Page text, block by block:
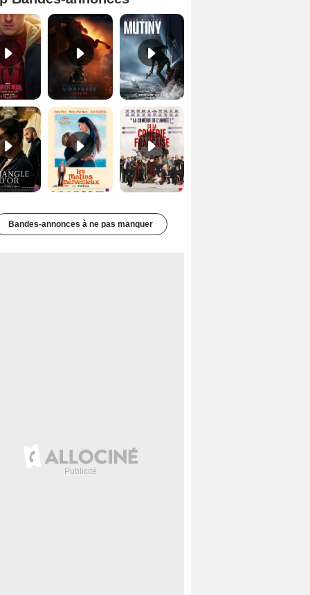
Spider-Man: Brand New Day Bande-annonce VO STFR L'Odyssée Bande-annonce VO STFR
Les Matins merveilleux Bande-annonce VF De la Comédie-Française Teaser VF
Bandes-annonces à ne pas manquer